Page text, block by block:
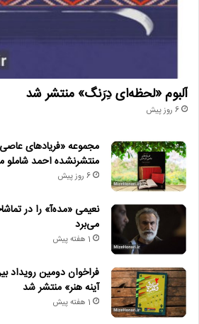
آلبوم «لحظه‌ای دِرَنگ» منتشر شد
6 روز پیش
مجموعه «فریادهای
منتشرنشده احمد شاملو
6 روز پیش
نعیمی «مده‌آ» را در
می‌برد
1 هفته پیش
فراخوان دومین رویداد
آینه هنر» منتشر شد
1 هفته پیش